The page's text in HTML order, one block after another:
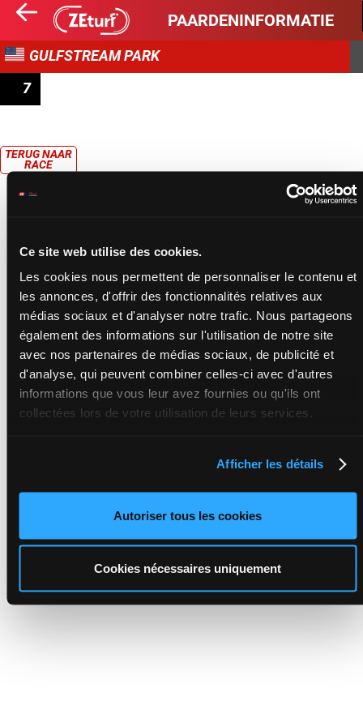
Ce site web utilise des cookies.
Les cookies nous permettent de personnaliser le contenu et
les annonces, d'offrir des fonctionnalités relatives aux
médias sociaux et d'analyser notre trafic. Nous partageons
également des informations sur l'utilisation de notre site
avec nos partenaires de médias sociaux, de publicité et
d'analyse, qui peuvent combiner celles-ci avec d'autres
informations que vous leur avez fournies ou qu'ils ont
collectées lors de votre utilisation de leurs services.
Afficher les détails
Autoriser tous les cookies
Cookies nécessaires uniquement
PAARDENINFORMATIE
GULFSTREAM PARK
7
TERUG NAAR
RACE